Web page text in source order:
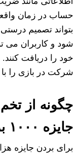
حساب در زمان
بتواند تصمیم
شود و کاربران می
خود را دریافت
شرکت در بازی را
چگونه از
جایزه ۱۰۰۰ برابری بگیریم؟
برای بردن جایزه